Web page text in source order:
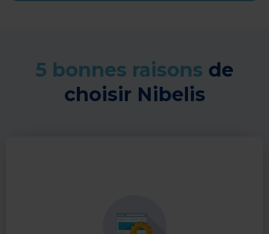
5 bonnes raisons de
choisir Nibelis